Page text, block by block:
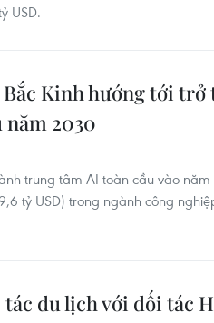
USD.
Kinh hướng tới trở
2030
trung tâm AI toàn cầu vào
tỷ USD) trong ngành công
du lịch với đối tác